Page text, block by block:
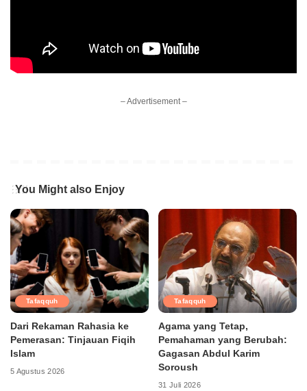
– Advertisement –
You Might also Enjoy
Tafaqquh
Dari Rekaman Rahasia ke
Pemerasan: Tinjauan Fiqih
Islam
5 Agustus 2026
Tafaqquh
Agama yang Tetap,
Pemahaman yang Berubah:
Gagasan Abdul Karim
Soroush
31 Juli 2026